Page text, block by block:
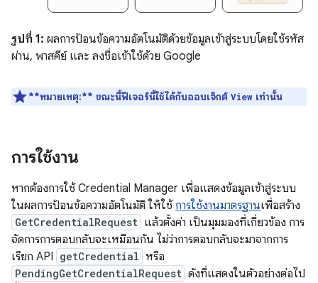
รูปที่ 1: ผลการป้อนข้อความอัตโนมัติด้วยข้อมูลเข้าสู่ระบบโดยใช้รหัส
ผ่าน, พาสคีย์ และ ลงชื่อเข้าใช้ด้วย Google
**หมายเหตุ:** ขณะนี้ฟีเจอร์นี้ใช้ได้กับออบเจ็กต์ View เท่านั้น
การใช้งาน
หากต้องการใช้ Credential Manager เพื่อแสดงข้อมูลเข้าสู่ระบบ
ในผลการป้อนข้อความอัตโนมัติ ให้ใช้ การใช้งานมาตรฐานเพื่อสร้าง
GetCredentialRequest แล้วตั้งค่า เป็นมุมมองที่เกี่ยวข้อง การ
จัดการการตอบกลับจะเหมือนกัน ไม่ว่าการตอบกลับจะมาจากการ
เรียก API getCredential หรือ
PendingGetCredentialRequest ดังที่แสดงในตัวอย่างต่อไป